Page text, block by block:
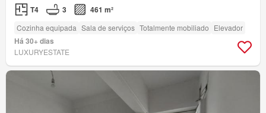
T4 3 461 m²
Cozinha equipada Sala de serviços Totalmente mobiliado Elevador
Há 30+ dias
LUXURYESTATE